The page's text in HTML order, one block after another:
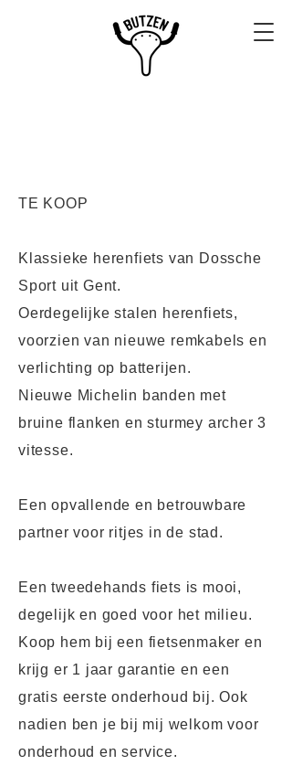
TE KOOP
Klassieke herenfiets van Dossche
Sport uit Gent.
Oerdegelijke stalen herenfiets,
voorzien van nieuwe remkabels en
verlichting op batterijen.
Nieuwe Michelin banden met
bruine flanken en sturmey archer 3
vitesse.
Een opvallende en betrouwbare
partner voor ritjes in de stad.
Een tweedehands fiets is mooi,
degelijk en goed voor het milieu.
Koop hem bij een fietsenmaker en
krijg er 1 jaar garantie en een
gratis eerste onderhoud bij. Ook
nadien ben je bij mij welkom voor
onderhoud en service.